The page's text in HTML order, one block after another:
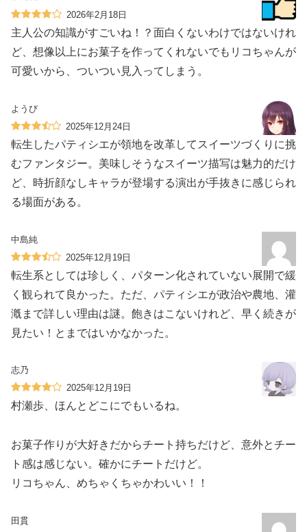
2026年2月18日
主人公の知識がすごいね！？面白くないわけではないけれ
ど、想像以上にお菓子を作ってくれないでもリコちゃんが
可愛いから、ついつい見入ってしまう。
ようび
2025年12月24日
転生したパティシエが領地を改革してスイーツづくりに挑
むファンタジー。美味しそうなスイーツ描写は魅力的だけ
ど、時折顔なしキャラが登場する演出が手抜きに感じられ
る場面がある。
中島純
2025年12月19日
転生系としては珍しく、パターン化されていない展開で緩
く観られて良かった。ただ、パティシエが政治や農地、灌
漑まで詳しい理由は謎。飽きはこないけれど、早く続きが
見たい！とまではいかなかった。
志乃
2025年12月19日
村瀬歩、ほんとどこにでもいるね。
お菓子作りが大好きだからチート持ちだけど、意外とチー
ト感は感じない。確かにチートだけど。
リコちゃん、めちゃくちゃかわいい！！
田貫